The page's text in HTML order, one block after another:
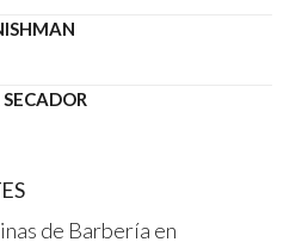
de Barbería en